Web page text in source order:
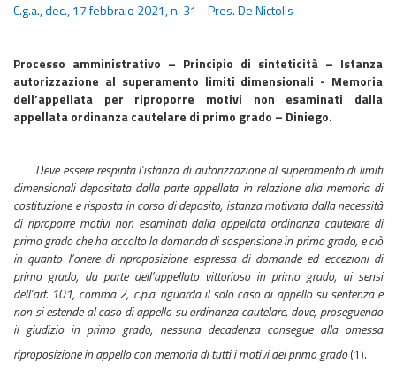
C.g.a., dec., 17 febbraio 2021, n. 31 - Pres. De Nictolis
Processo amministrativo – Principio di sinteticità – Istanza
autorizzazione al superamento limiti dimensionali - Memoria
dell’appellata per riproporre motivi non esaminati dalla
appellata ordinanza cautelare di primo grado – Diniego.
Deve essere respinta l’istanza di autorizzazione al superamento di limiti
dimensionali depositata dalla parte appellata in relazione alla memoria di
costituzione e risposta in corso di deposito, istanza motivata dalla necessità
di riproporre motivi non esaminati dalla appellata ordinanza cautelare di
primo grado che ha accolto la domanda di sospensione in primo grado, e ciò
in quanto l’onere di riproposizione espressa di domande ed eccezioni di
primo grado, da parte dell’appellato vittorioso in primo grado, ai sensi
dell’art. 101, comma 2, c.p.a. riguarda il solo caso di appello su sentenza e
non si estende al caso di appello su ordinanza cautelare, dove, proseguendo
il giudizio in primo grado, nessuna decadenza consegue alla omessa
riproposizione in appello con memoria di tutti i motivi del primo grado(1).